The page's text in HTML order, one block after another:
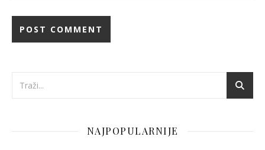
NAJPOPULARNIJE